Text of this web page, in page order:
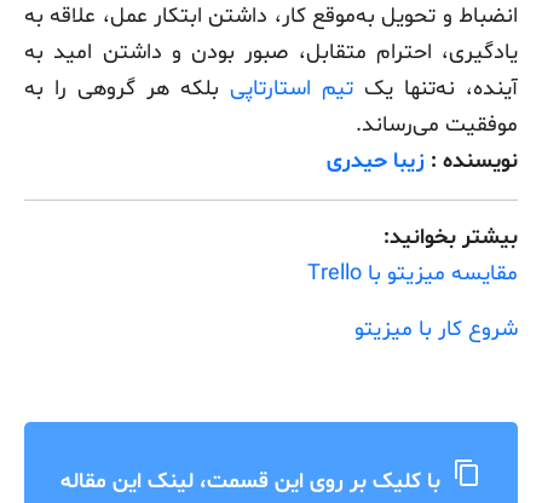
انضباط و تحویل به‌موقع کار، داشتن ابتکار عمل، علاقه به
یادگیری، احترام متقابل، صبور بودن و داشتن امید به
آینده، نه‌تنها یک تیم استارتاپی بلکه هر گروهی را به
موفقیت می‌رساند.
نویسنده : زیبا حیدری
بیشتر بخوانید:
مقایسه میزیتو با Trello
شروع کار با میزیتو
content_copy با کلیک بر روی این قسمت، لینک این مقاله